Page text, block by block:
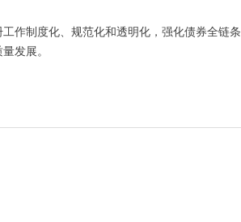
作制度化、规范化和透明化，强化债券全链条
发展。